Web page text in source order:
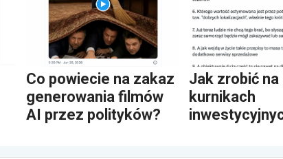
Co powiecie na zakaz
generowania filmów
AI przez polityków?
Jak zrobić na
kurnikach